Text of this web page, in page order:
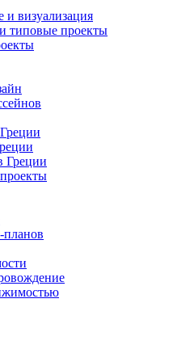
и визуализация
типовые проекты
Греции
планов